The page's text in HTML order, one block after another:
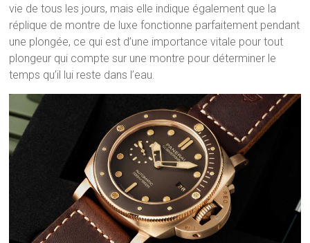
vie de tous les jours, mais elle indique également que la
réplique de montre de luxe fonctionne parfaitement pendant
une plongée, ce qui est d’une importance vitale pour tout
plongeur qui compte sur une montre pour déterminer le
temps qu’il lui reste dans l’eau.